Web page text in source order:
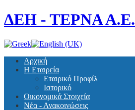
ΔΕΗ - ΤΕΡΝΑ Α.Ε.
Αρχική
Η Εταιρεία
Εταιρικό Προφίλ
Ιστορικό
Οικονομικά Στοιχεία
Νέα - Ανακοινώσεις